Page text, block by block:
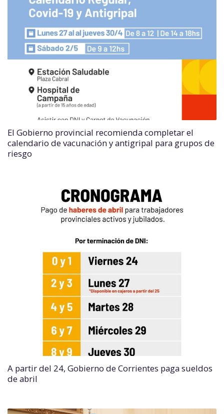
El Gobierno provincial recomienda completar el
calendario de vacunación y antigripal para grupos de
riesgo
A partir del 24, Gobierno de Corrientes paga sueldos
de abril